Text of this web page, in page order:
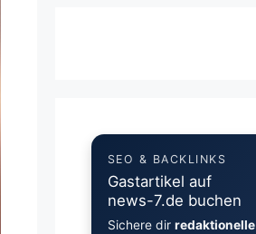
SEO & BACKLINKS
Gastartikel auf
news-7.de buchen
Sichere dir redaktionelle